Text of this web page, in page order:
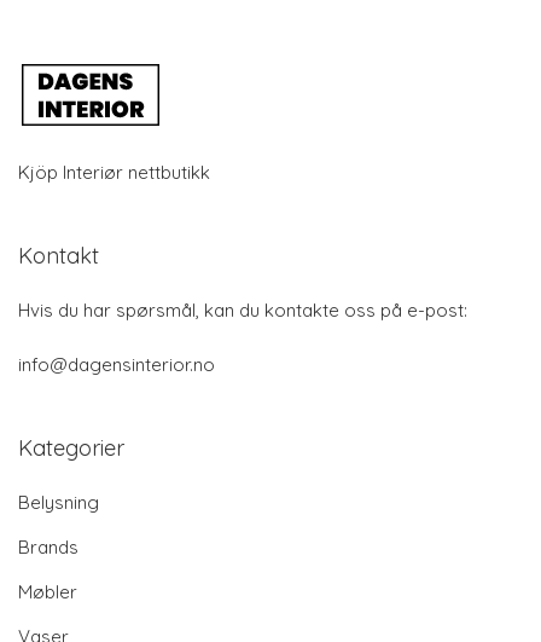
Kjöp Interiør nettbutikk
Kontakt
Hvis du har spørsmål, kan du kontakte oss på e-post:
info@dagensinterior.no
Kategorier
Belysning
Brands
Møbler
Vaser